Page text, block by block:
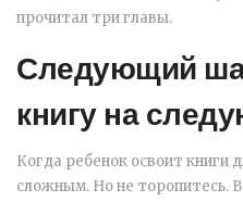
прочитал три главы.
Следующий
книгу на
Когда ребенок освоит книги
сложным. Но не торопитесь. В